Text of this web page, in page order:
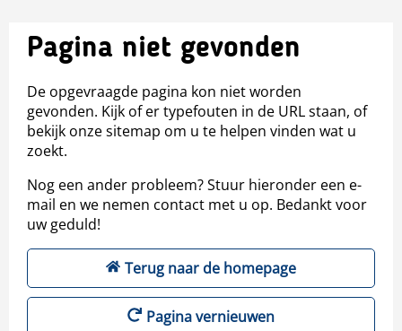
Pagina niet gevonden
De opgevraagde pagina kon niet worden
gevonden. Kijk of er typefouten in de URL staan, of
bekijk onze sitemap om u te helpen vinden wat u
zoekt.
Nog een ander probleem? Stuur hieronder een e-
mail en we nemen contact met u op. Bedankt voor
uw geduld!
Terug naar de homepage
Pagina vernieuwen